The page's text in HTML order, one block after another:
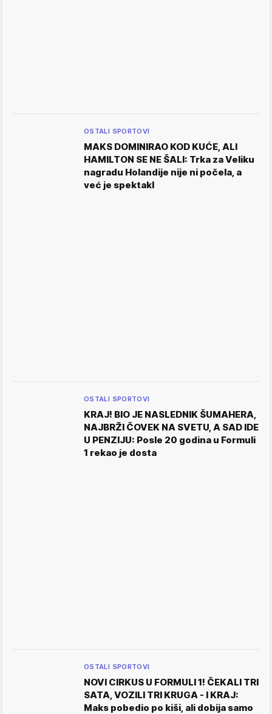
OSTALI SPORTOVI
MAKS DOMINIRAO KOD KUĆE, ALI
HAMILTON SE NE ŠALI: Trka za Veliku
nagradu Holandije nije ni počela, a
već je spektakl
OSTALI SPORTOVI
KRAJ! BIO JE NASLEDNIK ŠUMAHERA,
NAJBRŽI ČOVEK NA SVETU, A SAD IDE
U PENZIJU: Posle 20 godina u Formuli
1 rekao je dosta
OSTALI SPORTOVI
NOVI CIRKUS U FORMULI 1! ČEKALI TRI
SATA, VOZILI TRI KRUGA - I KRAJ:
Maks pobedio po kiši, ali dobija samo